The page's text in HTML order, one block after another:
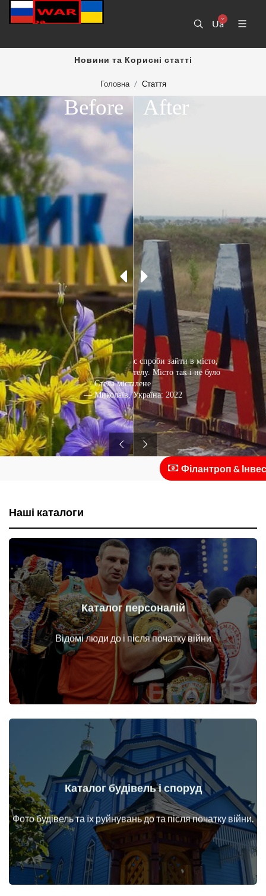
Ua
Новини та Корисні статті
Головна Стаття
Російські війська під час спроби зайти в місто,
відразу перефарбували стелу. Місто так і не було
захоплене
— Миколаїв, Україна: 2022
After
Стела міста Миколаїв
— Миколаїв, Україна: 2020
Before
Філантроп &
Наші каталоги
Каталог персоналій
Відомі люди до і після початку війни
Особи до і після початку війни
Докладніше
Каталог будівель і споруд
Фото будівель та їх руйнувань до та після початку війни.
Будинки, споруди, конструкції, об'єкти до та після початку
війни
Докладніше